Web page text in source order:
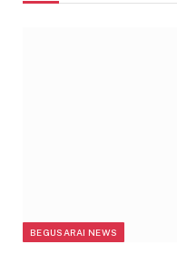
BEGUSARAI NEWS